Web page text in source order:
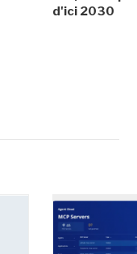
d'ici 2030